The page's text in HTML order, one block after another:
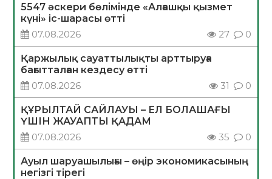
5547 әскери бөлімінде «Алғашқы қызмет
күні» іс-шарасы өтті
07.08.2026
27 0
Қаржылық сауаттылықты арттыруға
бағытталған кездесу өтті
07.08.2026
31 0
ҚҰРЫЛТАЙ САЙЛАУЫ – ЕЛ БОЛАШАҒЫ
ҮШІН ЖАУАПТЫ ҚАДАМ
07.08.2026
35 0
Ауыл шаруашылығы – өңір экономикасының
негізгі тірегі